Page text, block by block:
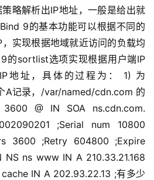
略解析出IP地址，一般是给出就
9的基本功能可以根据不同的
实现根据地域就近访问的负载均
的sortlist选项实现根据用户端IP
地址，具体的过程为： 1) 为
A记录，/var/named/cdn.com 的
@ IN SOA ns.cdn.com.
;Serial num 10800
3600 ;Retry 604800 ;Expire
ns www IN A 210.33.21.168
IN A 202.93.22.13 ;有多少